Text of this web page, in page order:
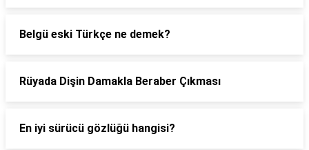
Belgü eski Türkçe ne demek?
Rüyada Dişin Damakla Beraber Çıkması
En iyi sürücü gözlüğü hangisi?